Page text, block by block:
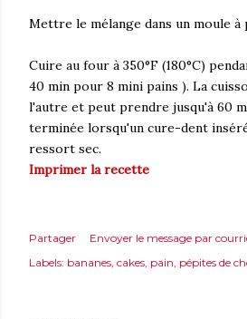
Mettre le mélange dans un moule à
Cuire au four à 350°F (180°C)
40 min pour 8 mini pains ). La
l'autre et peut prendre jusqu'à 60
terminée lorsqu'un cure-dent
ressort sec.
Imprimer la recette
Partager
Envoyer le message par
Labels: bananes cakes pain pépites de